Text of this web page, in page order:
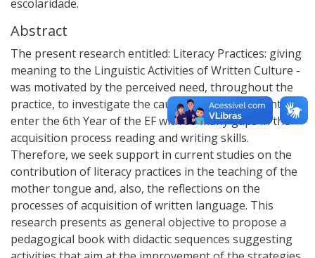
escolaridade.
Abstract
The present research entitled: Literacy Practices: giving
meaning to the Linguistic Activities of Written Culture -
was motivated by the perceived need, throughout the
practice, to investigate the causes by which students
enter the 6th Year of the EF with so many gaps in the
acquisition process reading and writing skills.
Therefore, we seek support in current studies on the
contribution of literacy practices in the teaching of the
mother tongue and, also, the reflections on the
processes of acquisition of written language. This
research presents as general objective to propose a
pedagogical book with didactic sequences suggesting